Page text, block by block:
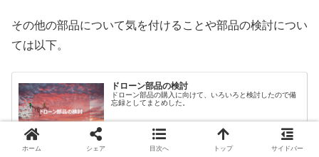
その他の部品について気を付けることや部品の検討につい
ては以下。
ドローン部品の検討
ドローン部品の購入に向けて、いろいろと検討したので備
忘録としてまとめした。
create-it-myself.com 2019.03.28
ホーム シェア 目次へ トップ サイドバー